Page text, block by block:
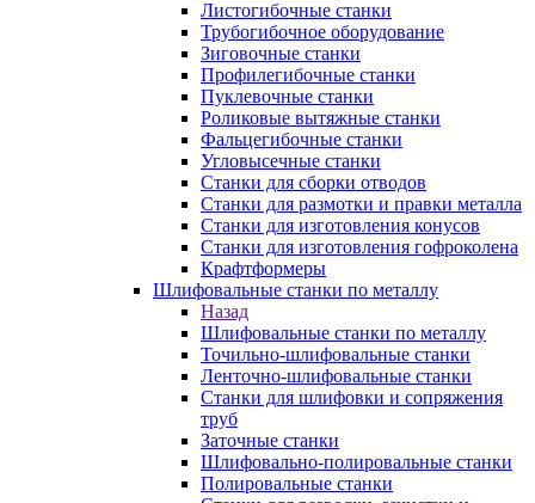
Листогибочные станки
Трубогибочное оборудование
Зиговочные станки
Профилегибочные станки
Пуклевочные станки
Роликовые вытяжные станки
Фальцегибочные станки
Угловысечные станки
Станки для сборки отводов
Станки для размотки и правки металла
Станки для изготовления конусов
Станки для изготовления гофроколена
Крафтформеры
Шлифовальные станки по металлу
Назад
Шлифовальные станки по металлу
Точильно-шлифовальные станки
Ленточно-шлифовальные станки
Станки для шлифовки и сопряжения
труб
Заточные станки
Шлифовально-полировальные станки
Полировальные станки